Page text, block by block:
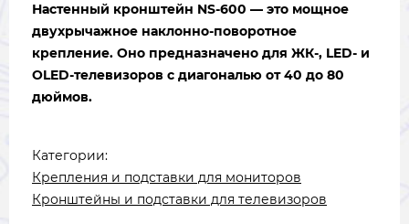
Настенный кронштейн NS-600 — это мощное
двухрычажное наклонно-поворотное
крепление. Оно предназначено для ЖК-, LED- и
OLED-телевизоров с диагональю от40 до 80
дюймов.
Категории:
Крепления и подставки для мониторов
Кронштейны и подставки для телевизоров